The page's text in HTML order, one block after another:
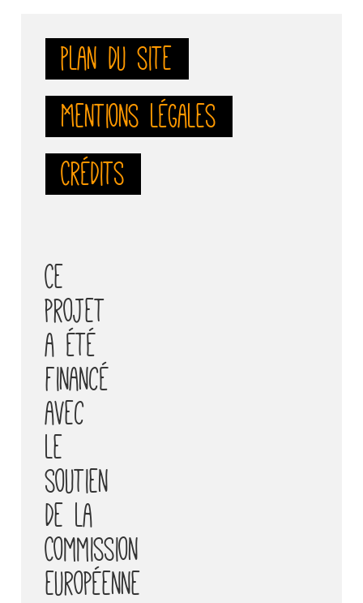
Plan du site
Mentions légales
Crédits
Ce
projet
a été
financé
avec
le
soutien
de la
Commission
européenne